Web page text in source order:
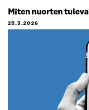
Miten nuorten
25.3.2026